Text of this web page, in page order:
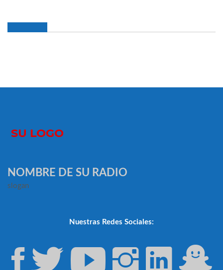
NOMBRE DE SU RADIO
slogan
Nuestras Redes Sociales: